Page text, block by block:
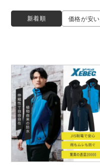
ワークスーツ
作業用ポロシャツ
安全保護具
レインウェア・カッ
つなぎランキング
コンプレッションウェア
作業用ポロシャツランキン
作業用手袋ランキング
山田辰
住商モンブラン
GUSH FORCE
GDジャパン
自動車整備士作業服
飲食店ユニフォーム
運送・倉庫作業服
清掃・ビルメンテ作業服
新着順 価格が安